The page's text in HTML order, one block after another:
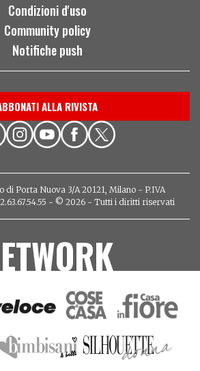
Condizioni d'uso
Community policy
Notifiche push
ALLA RIVISTA
di Porta Nuova 3/A 20121, Milano - P.IVA
- © 2026 - Tutti i diritti riservati